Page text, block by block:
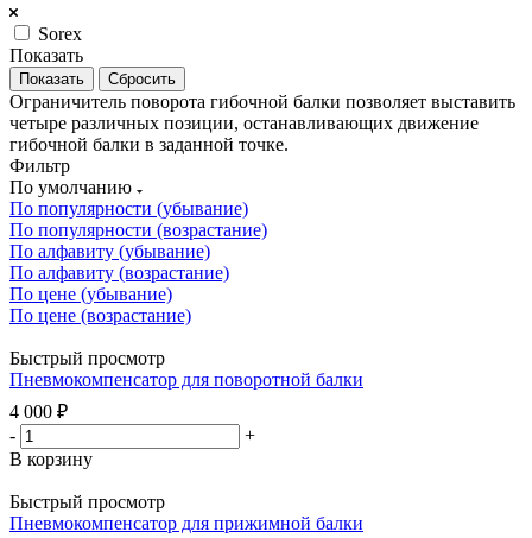
Sorex
Показать
Сбросить
Ограничитель поворота гибочной балки позволяет выставить
четыре различных позиции, останавливающих движение
гибочной балки в заданной точке.
Фильтр
По умолчанию
По популярности (убывание)
По популярности (возрастание)
По алфавиту (убывание)
По алфавиту (возрастание)
По цене (убывание)
По цене (возрастание)
Быстрый просмотр
Пневмокомпенсатор для поворотной балки
4 000 ₽
-
+
В корзину
Быстрый просмотр
Пневмокомпенсатор для прижимной балки